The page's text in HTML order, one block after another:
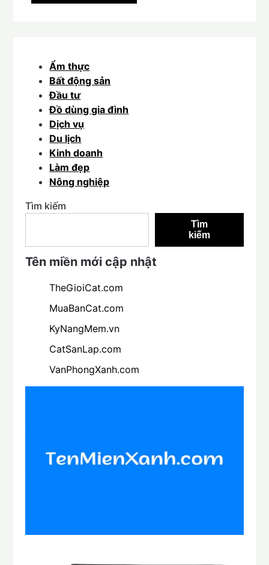
Ẩm thực
Bất động sản
Đầu tư
Đồ dùng gia đình
Dịch vụ
Du lịch
Kinh doanh
Làm đẹp
Nông nghiệp
Tìm kiếm
Tìm
kiếm
Tên miền mới cập nhật
TheGioiCat.com
MuaBanCat.com
KyNangMem.vn
CatSanLap.com
VanPhongXanh.com